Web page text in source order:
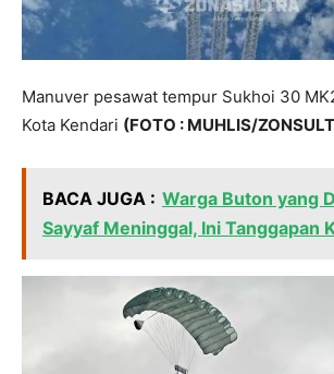
Manuver pesawat tempur Sukhoi 30
Kota Kendari (FOTO : MUHLIS/
BACA JUGA : Warga Buton yang
Sayyaf Meninggal, Ini Tanggapan